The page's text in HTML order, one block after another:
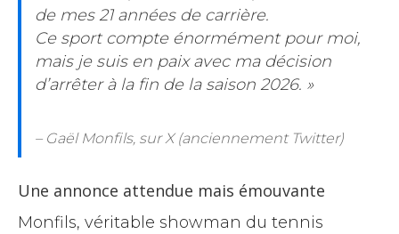
de mes 21 années de carrière.
Ce sport compte énormément pour moi,
mais je suis en paix avec ma décision
d’arrêter à la fin de la saison 2026. »
– Gaël Monfils, sur X (anciennement Twitter)
Une annonce attendue mais émouvante
Monfils, véritable showman du tennis